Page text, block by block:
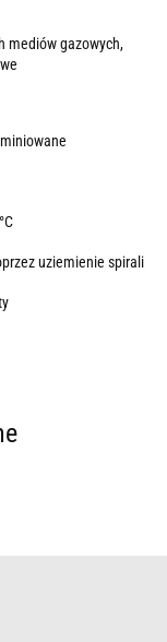
mediów gazowych,
uziemienie spirali